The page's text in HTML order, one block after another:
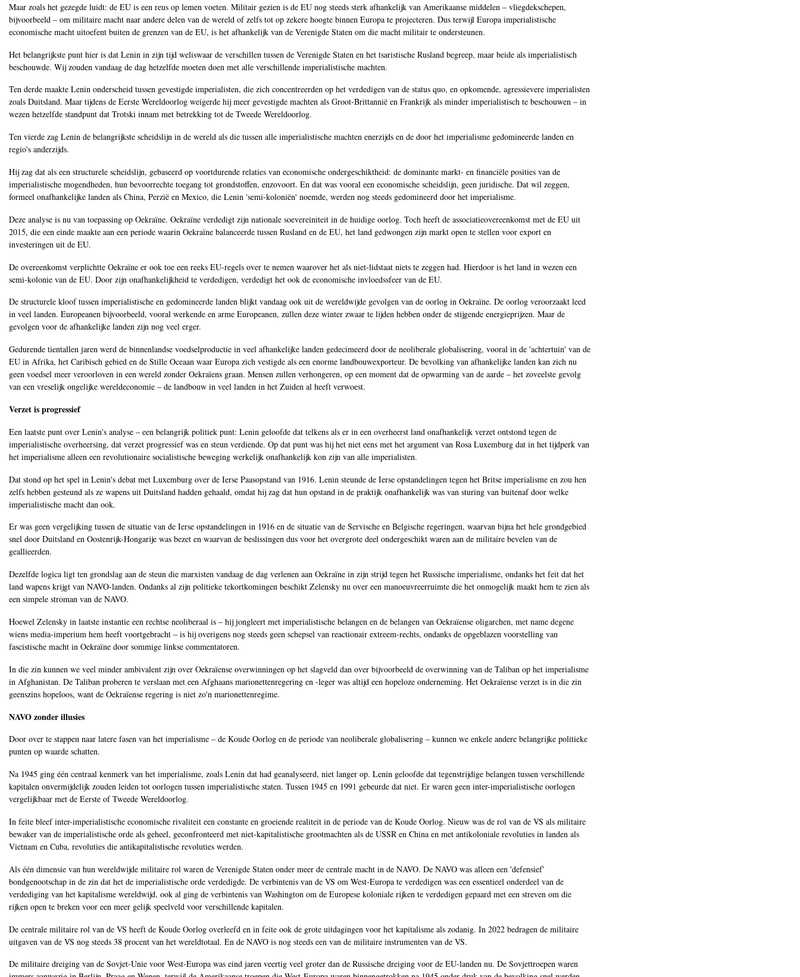
Maar zoals het gezegde luidt: de EU is een reus op lemen voeten. Militair gezien is de EU nog steeds sterk afhankelijk van Amerikaanse middelen ‒ vliegdekschepen,
bijvoorbeeld ‒ om militaire macht naar andere delen van de wereld of zelfs tot op zekere hoogte binnen Europa te projecteren. Dus terwijl Europa imperialistische
economische macht uitoefent buiten de grenzen van de EU, is het afhankelijk van de Verenigde Staten om die macht militair te ondersteunen.
Het belangrijkste punt hier is dat Lenin in zijn tijd weliswaar de verschillen tussen de Verenigde Staten en het tsaristische Rusland begreep, maar beide als imperialistisch
beschouwde. Wij zouden vandaag de dag hetzelfde moeten doen met alle verschillende imperialistische machten.
Ten derde maakte Lenin onderscheid tussen gevestigde imperialisten, die zich concentreerden op het verdedigen van de status quo, en opkomende, agressievere imperialisten
zoals Duitsland. Maar tijdens de Eerste Wereldoorlog weigerde hij meer gevestigde machten als Groot-Brittannië en Frankrijk als minder imperialistisch te beschouwen ‒ in
wezen hetzelfde standpunt dat Trotski innam met betrekking tot de Tweede Wereldoorlog.
Ten vierde zag Lenin de belangrijkste scheidslijn in de wereld als die tussen alle imperialistische machten enerzijds en de door het imperialisme gedomineerde landen en
regio's anderzijds.
Hij zag dat als een structurele scheidslijn, gebaseerd op voortdurende relaties van economische ondergeschiktheid: de dominante markt- en financiële posities van de
imperialistische mogendheden, hun bevoorrechte toegang tot grondstoffen, enzovoort. En dat was vooral een economische scheidslijn, geen juridische. Dat wil zeggen,
formeel onafhankelijke landen als China, Perzië en Mexico, die Lenin 'semi-koloniën' noemde, werden nog steeds gedomineerd door het imperialisme.
Deze analyse is nu van toepassing op Oekraïne. Oekraïne verdedigt zijn nationale soevereiniteit in de huidige oorlog. Toch heeft de associatieovereenkomst met de EU uit
2015, die een einde maakte aan een periode waarin Oekraïne balanceerde tussen Rusland en de EU, het land gedwongen zijn markt open te stellen voor export en
investeringen uit de EU.
De overeenkomst verplichtte Oekraïne er ook toe een reeks EU-regels over te nemen waarover het als niet-lidstaat niets te zeggen had. Hierdoor is het land in wezen een
semi-kolonie van de EU. Door zijn onafhankelijkheid te verdedigen, verdedigt het ook de economische invloedssfeer van de EU.
De structurele kloof tussen imperialistische en gedomineerde landen blijkt vandaag ook uit de wereldwijde gevolgen van de oorlog in Oekraïne. De oorlog veroorzaakt leed
in veel landen. Europeanen bijvoorbeeld, vooral werkende en arme Europeanen, zullen deze winter zwaar te lijden hebben onder de stijgende energieprijzen. Maar de
gevolgen voor de afhankelijke landen zijn nog veel erger.
Gedurende tientallen jaren werd de binnenlandse voedselproductie in veel afhankelijke landen gedecimeerd door de neoliberale globalisering, vooral in de 'achtertuin' van de
EU in Afrika, het Caribisch gebied en de Stille Oceaan waar Europa zich vestigde als een enorme landbouwexporteur. De bevolking van afhankelijke landen kan zich nu
geen voedsel meer veroorloven in een wereld zonder Oekraïens graan. Mensen zullen verhongeren, op een moment dat de opwarming van de aarde ‒ het zoveelste gevolg
van een vreselijk ongelijke wereldeconomie ‒ de landbouw in veel landen in het Zuiden al heeft verwoest.
Verzet is progressief
Een laatste punt over Lenin's analyse ‒ een belangrijk politiek punt: Lenin geloofde dat telkens als er in een overheerst land onafhankelijk verzet ontstond tegen de
imperialistische overheersing, dat verzet progressief was en steun verdiende. Op dat punt was hij het niet eens met het argument van Rosa Luxemburg dat in het tijdperk van
het imperialisme alleen een revolutionaire socialistische beweging werkelijk onafhankelijk kon zijn van alle imperialisten.
Dat stond op het spel in Lenin's debat met Luxemburg over de Ierse Paasopstand van 1916. Lenin steunde de Ierse opstandelingen tegen het Britse imperialisme en zou hen
zelfs hebben gesteund als ze wapens uit Duitsland hadden gehaald, omdat hij zag dat hun opstand in de praktijk onafhankelijk was van sturing van buitenaf door welke
imperialistische macht dan ook.
Er was geen vergelijking tussen de situatie van de Ierse opstandelingen in 1916 en de situatie van de Servische en Belgische regeringen, waarvan bijna het hele grondgebied
snel door Duitsland en Oostenrijk-Hongarije was bezet en waarvan de beslissingen dus voor het overgrote deel ondergeschikt waren aan de militaire bevelen van de
geallieerden.
Dezelfde logica ligt ten grondslag aan de steun die marxisten vandaag de dag verlenen aan Oekraïne in zijn strijd tegen het Russische imperialisme, ondanks het feit dat het
land wapens krijgt van NAVO-landen. Ondanks al zijn politieke tekortkomingen beschikt Zelensky nu over een manoeuvreerruimte die het onmogelijk maakt hem te zien als
een simpele stroman van de NAVO.
Hoewel Zelensky in laatste instantie een rechtse neoliberaal is ‒ hij jongleert met imperialistische belangen en de belangen van Oekraïense oligarchen, met name degene
wiens media-imperium hem heeft voortgebracht ‒ is hij overigens nog steeds geen schepsel van reactionair extreem-rechts, ondanks de opgeblazen voorstelling van
fascistische macht in Oekraïne door sommige linkse commentatoren.
In die zin kunnen we veel minder ambivalent zijn over Oekraïense overwinningen op het slagveld dan over bijvoorbeeld de overwinning van de Taliban op het imperialisme
in Afghanistan. De Taliban proberen te verslaan met een Afghaans marionettenregering en -leger was altijd een hopeloze onderneming. Het Oekraïense verzet is in die zin
geenszins hopeloos, want de Oekraïense regering is niet zo'n marionettenregime.
NAVO zonder illusies
Door over te stappen naar latere fasen van het imperialisme ‒ de Koude Oorlog en de periode van neoliberale globalisering ‒ kunnen we enkele andere belangrijke politieke
punten op waarde schatten.
Na 1945 ging één centraal kenmerk van het imperialisme, zoals Lenin dat had geanalyseerd, niet langer op. Lenin geloofde dat tegenstrijdige belangen tussen verschillende
kapitalen onvermijdelijk zouden leiden tot oorlogen tussen imperialistische staten. Tussen 1945 en 1991 gebeurde dat niet. Er waren geen inter-imperialistische oorlogen
vergelijkbaar met de Eerste of Tweede Wereldoorlog.
In feite bleef inter-imperialistische economische rivaliteit een constante en groeiende realiteit in de periode van de Koude Oorlog. Nieuw was de rol van de VS als militaire
bewaker van de imperialistische orde als geheel, geconfronteerd met niet-kapitalistische grootmachten als de USSR en China en met antikoloniale revoluties in landen als
Vietnam en Cuba, revoluties die antikapitalistische revoluties werden.
Als één dimensie van hun wereldwijde militaire rol waren de Verenigde Staten onder meer de centrale macht in de NAVO. De NAVO was alleen een 'defensief'
bondgenootschap in de zin dat het de imperialistische orde verdedigde. De verbintenis van de VS om West-Europa te verdedigen was een essentieel onderdeel van de
verdediging van het kapitalisme wereldwijd, ook al ging de verbintenis van Washington om de Europese koloniale rijken te verdedigen gepaard met een streven om die
rijken open te breken voor een meer gelijk speelveld voor verschillende kapitalen.
De centrale militaire rol van de VS heeft de Koude Oorlog overleefd en in feite ook de grote uitdagingen voor het kapitalisme als zodanig. In 2022 bedragen de militaire
uitgaven van de VS nog steeds 38 procent van het wereldtotaal. En de NAVO is nog steeds een van de militaire instrumenten van de VS.
De militaire dreiging van de Sovjet-Unie voor West-Europa was eind jaren veertig veel groter dan de Russische dreiging voor de EU-landen nu. De Sovjettroepen waren